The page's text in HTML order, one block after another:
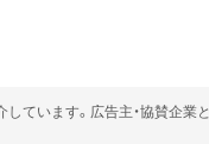
ています。広告主・協賛企業